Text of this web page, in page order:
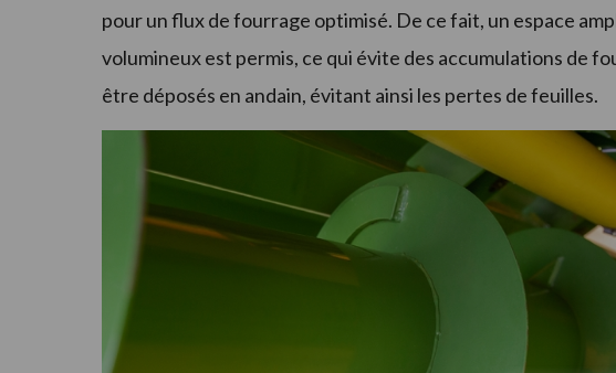
pour un flux de fourrage optimisé. De ce fait, un espace
volumineux est permis, ce qui évite des accumulations de
être déposés en andain, évitant ainsi les pertes de feuilles.